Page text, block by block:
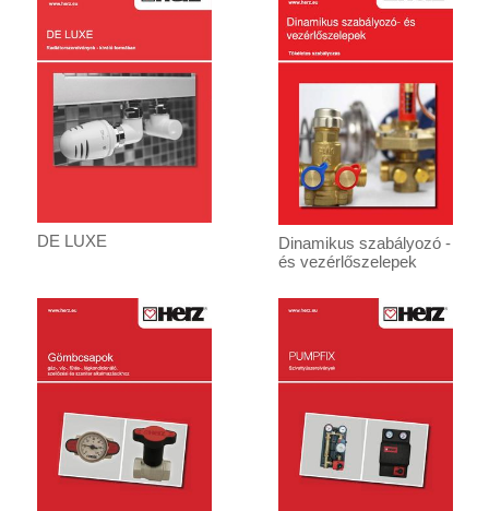
DE LUXE
Dinamikus szabályozó -
és vezérlőszelepek